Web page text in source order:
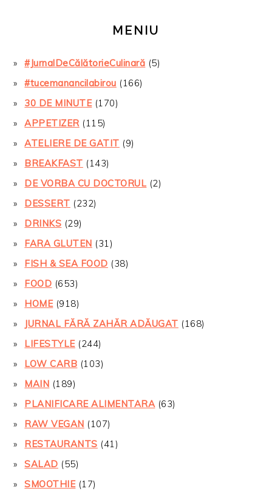
MENIU
#JurnalDeCălătorieCulinară (5)
#tucemanancilabirou (166)
30 DE MINUTE(170)
APPETIZER(115)
ATELIERE DE GATIT (9)
BREAKFAST (143)
DE VORBA CU DOCTORUL (2)
DESSERT (232)
DRINKS (29)
FARA GLUTEN (31)
FISH & SEA FOOD (38)
FOOD (653)
HOME(918)
JURNAL FĂRĂ ZAHĂR ADĂUGAT (168)
LIFESTYLE(244)
LOW CARB (103)
MAIN (189)
PLANIFICARE ALIMENTARA(63)
RAW VEGAN (107)
RESTAURANTS (41)
SALAD (55)
SMOOTHIE(17)